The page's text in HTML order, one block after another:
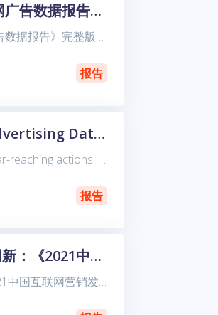
《2024中国互联网广告数据报告》完整版
《2024中国互联网广告数据报告》完整版正式发布。 1月7日上午，《2024中国互联网广告数据报告》发布会在京师大厦成功举办。《报告》由中关村互动营销实验室（简称“实验室”）联合德勤管理咨询、秒
报告
2023 Internet Advertising Data Report in China（English Version）
Preface: Steady and far-reaching actions lead to promising future So far, the "China Internet Ad
报告
凝聚力量，守正创新：《2021中国互联网营销发展报告》正式发布
11月24日下午，《2021中国互联网营销发展报告》蓝皮书（以下简称“报告”）发布会在京东集团总部举行。报告由中关村互动营销实验室联合普华永道、秒针营销科学院与北京师范大学新闻传播学院共同发布。报